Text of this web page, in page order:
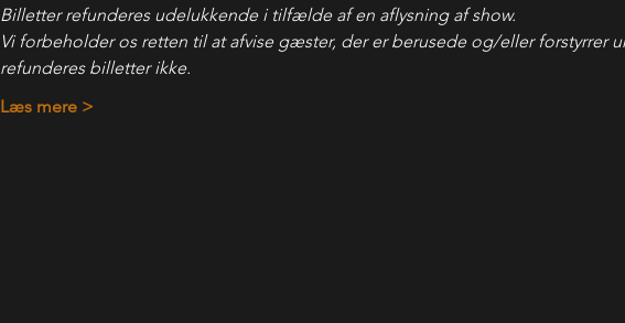
Billetter refunderes udelukkende i tilfælde af en aflysning af show.
Vi forbeholder os retten til at afvise gæster, der er berusede og/eller forstyrrer
refunderes billetter ikke.
Læs mere >